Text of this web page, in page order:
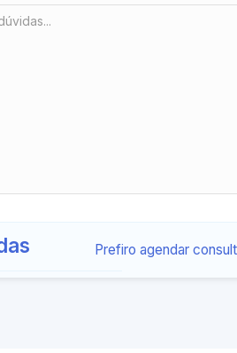
Prefiro agendar